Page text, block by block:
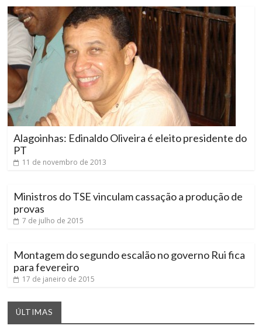
Alagoinhas: Edinaldo Oliveira é eleito presidente do
PT
11 de novembro de 2013
Ministros do TSE vinculam cassação a produção de
provas
7 de julho de 2015
Montagem do segundo escalão no governo Rui fica
para fevereiro
17 de janeiro de 2015
ÚLTIMAS